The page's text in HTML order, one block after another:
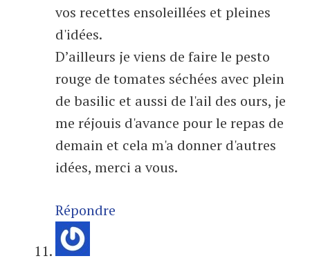
vos recettes ensoleillées et pleines
d'idées.
D’ailleurs je viens de faire le pesto
rouge de tomates séchées avec plein
de basilic et aussi de l'ail des ours, je
me réjouis d'avance pour le repas de
demain et cela m'a donner d'autres
idées, merci a vous.
Répondre